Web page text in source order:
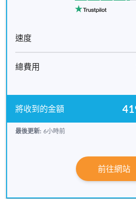
最後更新: 6小時前
前往網站